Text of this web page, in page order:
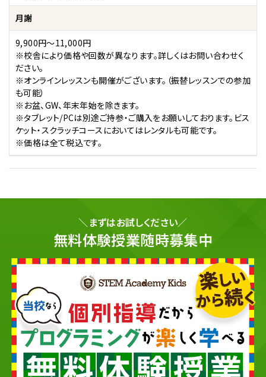
月謝
9,900円～11,000円
※校舎により価格や回数が異なります。詳しくはお問い合わせく
ださい。
※オンラインレッスンも開催がございます。（振替レッスンでの参加
も可能）
※お盆、GW、年末年始を除きます。
※タブレット/PCは別途ご持参・ご購入をお願いしております。ビス
ケット・スクラッチコースにおいてはレンタルも可能です。
※価格は全て税込です。
＼まずはお試しください／
無料体験授業随時募集中